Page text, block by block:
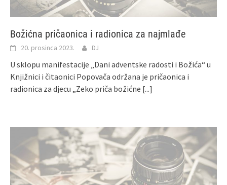
Božićna pričaonica i radionica za najmlađe
20. prosinca 2023. DJ
U sklopu manifestacije „Dani adventske radosti i Božića“ u
Knjižnici i čitaonici Popovača održana je pričaonica i
radionica za djecu „Zeko priča božićne [...]